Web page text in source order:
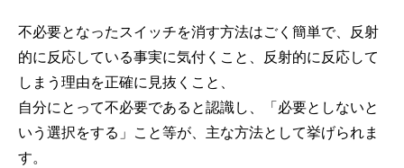
不必要となったスイッチを消す方法はごく簡単で、反射
的に反応している事実に気付くこと、反射的に反応して
しまう理由を正確に見抜くこと、
自分にとって不必要であると認識し、「必要としないと
いう選択をする」こと等が、主な方法として挙げられま
す。